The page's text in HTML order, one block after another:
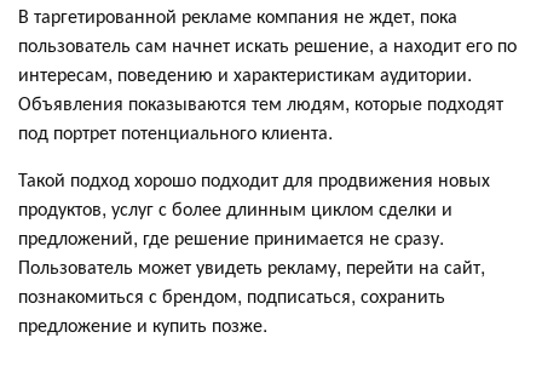
В таргетированной рекламе компания не ждет, пока
пользователь сам начнет искать решение, а находит его по
интересам, поведению и характеристикам аудитории.
Объявления показываются тем людям, которые подходят
под портрет потенциального клиента.
Такой подход хорошо подходит для продвижения новых
продуктов, услуг с более длинным циклом сделки и
предложений, где решение принимается не сразу.
Пользователь может увидеть рекламу, перейти на сайт,
познакомиться с брендом, подписаться, сохранить
предложение и купить позже.